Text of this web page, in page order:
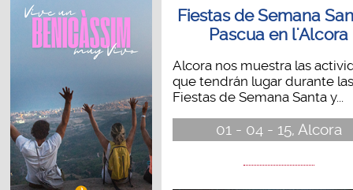
Fiestas de Semana
Pascua en l'Alcora
Alcora nos muestra las
que tendrán lugar durante las
Fiestas de Semana Santa y...
01 - 04 - 15, Alcora